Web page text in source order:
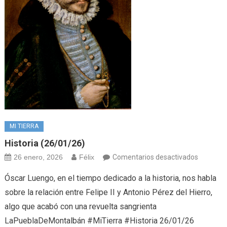
MI TIERRA
Historia (26/01/26)
26 enero, 2026 Félix Comentarios desactivadosen
(26/01/
Óscar Luengo, en el tiempo dedicado a la historia, nos habla
sobre la relación entre Felipe II y Antonio Pérez del Hierro,
algo que acabó con una revuelta sangrienta
LaPueblaDeMontalbán #MiTierra #Historia 26/01/26